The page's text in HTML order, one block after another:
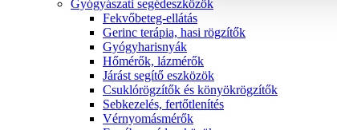
Gyógyászati segédeszközök
Fekvőbeteg-ellátás
Gerinc terápia, hasi rögzítők
Gyógyharisnyák
Hőmérők, lázmérők
Járást segítő eszközök
Csuklórögzítők és könyökrögzítők
Sebkezelés, fertőtlenítés
Vérnyomásmérők